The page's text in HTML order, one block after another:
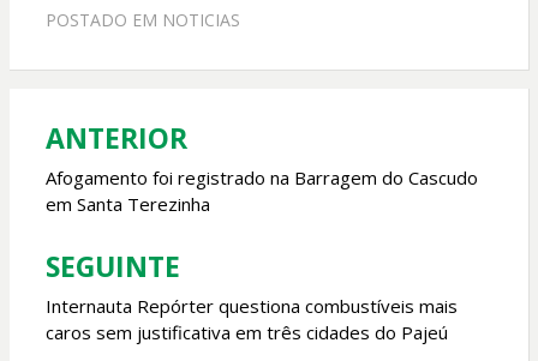
o
k
A
p
POSTADO EM NOTICIAS
Navegação
de
Post
ANTERIOR
Afogamento foi registrado na Barragem do Cascudo
em Santa Terezinha
SEGUINTE
Internauta Repórter questiona combustíveis mais
caros sem justificativa em três cidades do Pajeú